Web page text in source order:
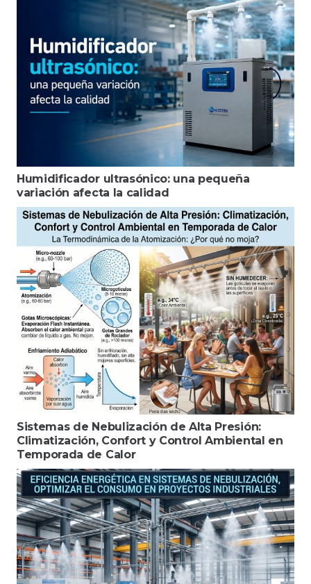
Humidificador ultrasónico: una pequeña
variación afecta la calidad
Sistemas de Nebulización de Alta Presión:
Climatización, Confort y Control Ambiental en
Temporada de Calor